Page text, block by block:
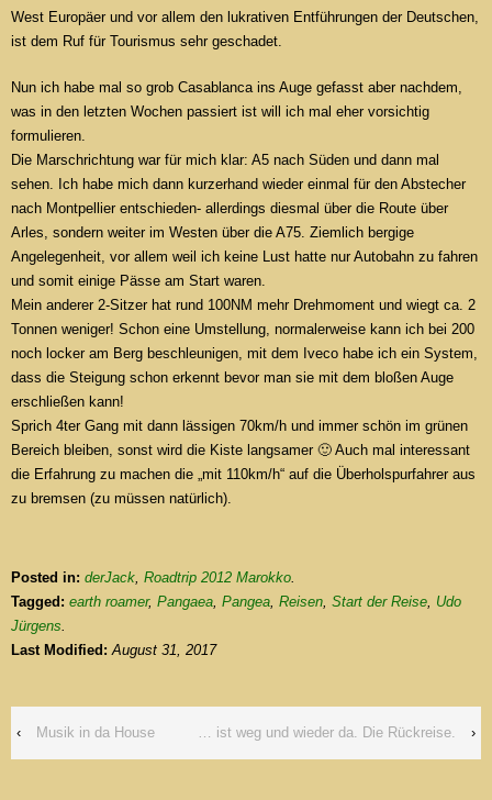
West Europäer und vor allem den lukrativen Entführungen der Deutschen,
ist dem Ruf für Tourismus sehr geschadet.
Nun ich habe mal so grob Casablanca ins Auge gefasst aber nachdem,
was in den letzten Wochen passiert ist will ich mal eher vorsichtig
formulieren.
Die Marschrichtung war für mich klar: A5 nach Süden und dann mal
sehen. Ich habe mich dann kurzerhand wieder einmal für den Abstecher
nach Montpellier entschieden- allerdings diesmal über die Route über
Arles, sondern weiter im Westen über die A75. Ziemlich bergige
Angelegenheit, vor allem weil ich keine Lust hatte nur Autobahn zu fahren
und somit einige Pässe am Start waren.
Mein anderer 2-Sitzer hat rund 100NM mehr Drehmoment und wiegt ca. 2
Tonnen weniger! Schon eine Umstellung, normalerweise kann ich bei 200
noch locker am Berg beschleunigen, mit dem Iveco habe ich ein System,
dass die Steigung schon erkennt bevor man sie mit dem bloßen Auge
erschließen kann!
Sprich 4ter Gang mit dann lässigen 70km/h und immer schön im grünen
Bereich bleiben, sonst wird die Kiste langsamer 🙂 Auch mal interessant
die Erfahrung zu machen die „mit 110km/h“ auf die Überholspurfahrer aus
zu bremsen (zu müssen natürlich).
Posted in: derJack, Roadtrip 2012 Marokko.
Tagged: earth roamer, Pangaea, Pangea, Reisen, Start der Reise, Udo
Jürgens.
Last Modified:August 31, 2017
‹ Musik in da House … ist weg und wieder da. Die Rückreise. ›